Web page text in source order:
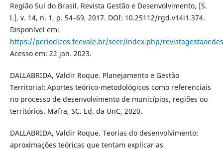
Região Sul do Brasil. Revista Gestão e Desenvolvimento, [S.
l.], v. 14, n. 1, p. 54–69, 2017. DOI: 10.25112/rgd.v14i1.374.
Disponível em:
https://periodicos.feevale.br/seer/index.php/
Acesso em: 22 jan. 2023.
DALLABRIDA, Valdir Roque. Planejamento e Gestão
Territorial: Aportes teórico-metodológicos como referenciais
no processo de desenvolvimento de municípios, regiões ou
territórios. Mafra, SC. Ed. da UnC, 2020.
DALLABRIDA, Valdir Roque. Teorias do desenvolvimento:
aproximações teóricas que tentam explicar as